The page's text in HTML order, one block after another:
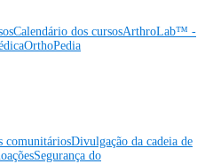
Calendário dos cursosArthroLab™ -
OrthoPedia
comunitáriosDivulgação da cadeia de
Segurança do